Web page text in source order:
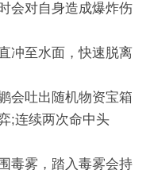
会对自身造成爆炸伤
冲至水面，快速脱离
会吐出随机物资宝箱
;连续两次命中头
毒雾，踏入毒雾会持